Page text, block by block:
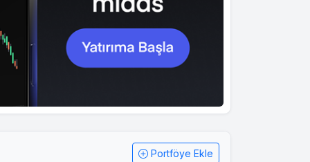
Portföye Ekle